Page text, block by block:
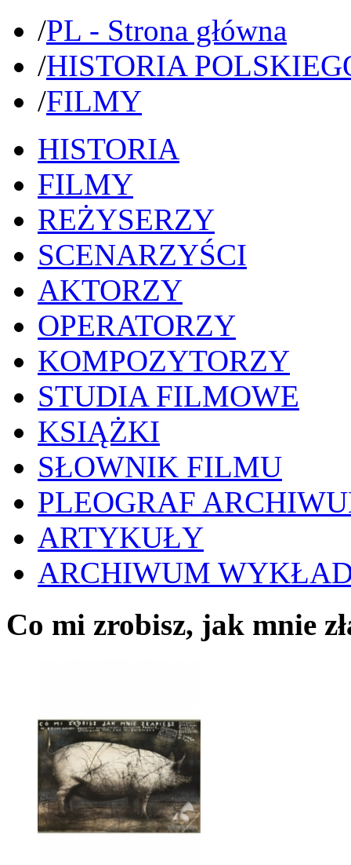
/PL - Strona główna
/HISTORIA
/FILMY
HISTORIA
FILMY
REŻYSERZY
SCENARZYŚCI
AKTORZY
OPERATORZY
KOMPOZYTORZY
STUDIA FILMOWE
KSIĄŻKI
SŁOWNIK FILMU
PLEOGRAF
ARTYKUŁY
ARCHIWUM
Co mi zrobisz, jak mnie